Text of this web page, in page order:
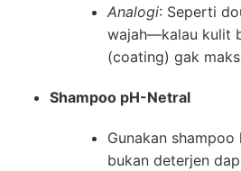
Analogi: Seperti
wajah—kalau kulit
(coating) gak
Shampoo pH-Netral
Gunakan
bukan deterjen